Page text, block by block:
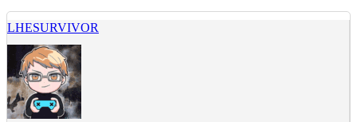
LHESURVIVOR